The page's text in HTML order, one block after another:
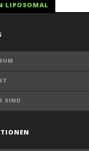
LIPOSOMAL
SIND